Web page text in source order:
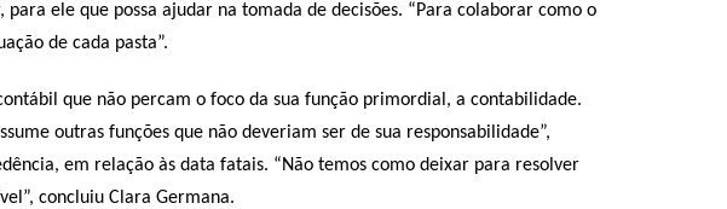
ele que possa ajudar na tomada de decisões. “Para colaborar como o
de cada pasta”.
que não percam o foco da sua função primordial, a contabilidade.
outras funções que não deveriam ser de sua responsabilidade”,
em relação às data fatais. “Não temos como deixar para resolver
concluiu Clara Germana.